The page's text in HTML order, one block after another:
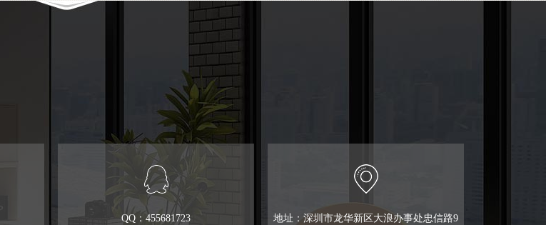
QQ：455681723
地址：深圳市龙华新区大浪办事处忠信路9